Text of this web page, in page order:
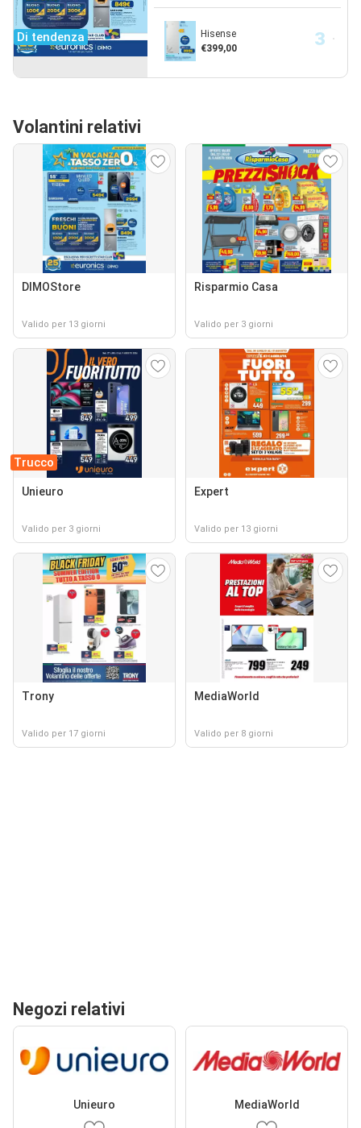
Di tendenza
Hisense
€399,00
Volantini relativi
DIMOStore
Valido per 13 giorni
Risparmio Casa
Valido per 3 giorni
Trucco
Unieuro
Valido per 3 giorni
Expert
Valido per 13 giorni
Trony
Valido per 17 giorni
MediaWorld
Valido per 8 giorni
Negozi relativi
Unieuro MediaWorld